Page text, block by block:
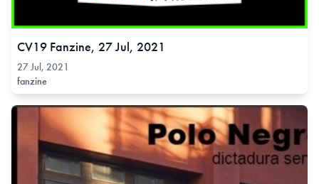
CV19 Fanzine, 27 Jul, 2021
27 Jul, 2021
fanzine